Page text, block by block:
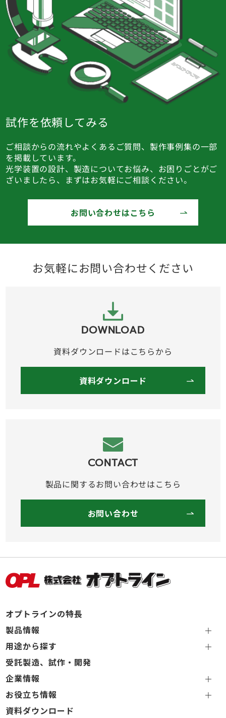
試作を依頼してみる
ご相談からの流れやよくあるご質問、製作事例集の一部
を掲載しています。
光学装置の設計、製造についてお悩み、お困りごとがご
ざいましたら、まずはお気軽にご相談ください。
お問い合わせはこちら
お気軽にお問い合わせください
DOWNLOAD
資料ダウンロードはこちらから
資料ダウンロード
CONTACT
製品に関するお問い合わせはこちら
お問い合わせ
オプトラインの特長
製品情報
用途から探す
受託製造、試作・開発
企業情報
お役立ち情報
資料ダウンロード